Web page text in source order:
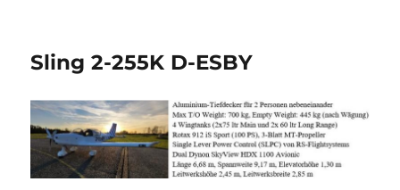
Sling 2-255K D-ESBY